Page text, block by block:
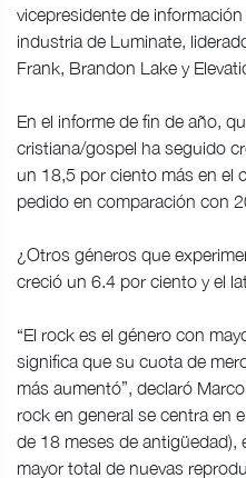
vicepresidente de
industria de Luminate,
Frank, Brandon Lake y
En el informe de fin de año,
cristiana/gospel ha seguido
un 18,5 por ciento más en el
pedido en comparación con
¿Otros géneros que
creció un 6.4 por ciento y el
“El rock es el género con
significa que su cuota de
más aumentó”, declaró
rock en general se centra en
de 18 meses de antigüedad),
mayor total de nuevas